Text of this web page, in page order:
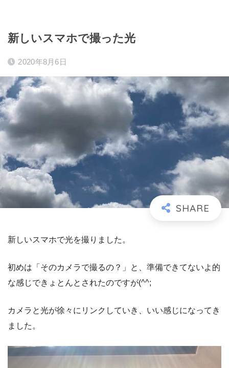
新しいスマホで撮った光
2020年8月6日
新しいスマホで光を撮りました。
初めは「そのカメラで撮るの？」と、準備できてないよ的
な感じできょとんとされたのですが(^^;
カメラと光が徐々にリンクしていき、いい感じになってき
ました。